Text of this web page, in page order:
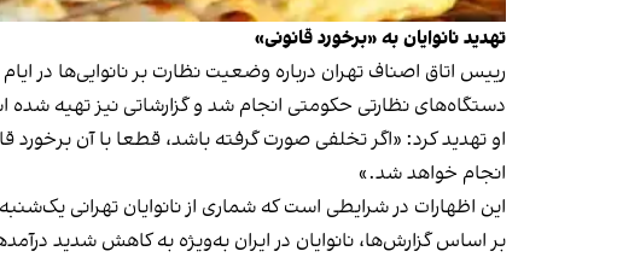
تهدید نانوایان به «برخورد قانونی»
رییس اتاق اصناف تهران درباره وضعیت نظارت بر نانوایی‌ها در
دستگاه‌های نظارتی حکومتی انجام شد و گزارشاتی نیز تهیه
او تهدید کرد: «اگر تخلفی صورت گرفته باشد، قطعا با آن
انجام خواهد شد.»
این اظهارات در شرایطی است که شماری از نانوایان تهرانی یک‌شنبه ۲۲ تیر در اعتراض به قطع سهمیه آرد،
بر اساس گزارش‌ها، نانوایان در ایران به‌ویژه به کاهش شدید